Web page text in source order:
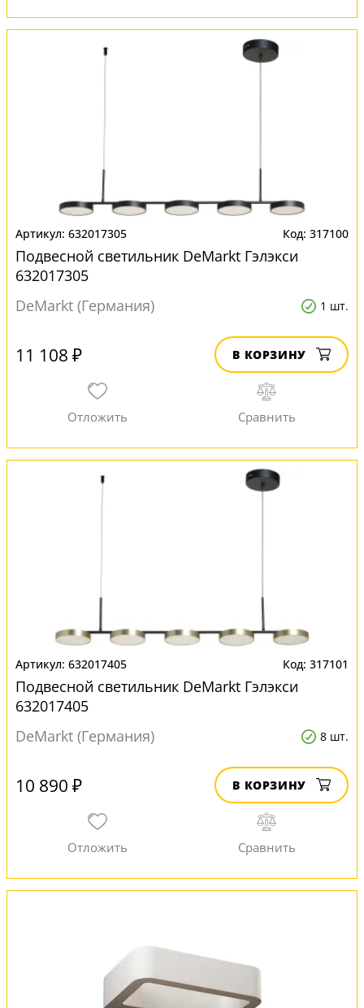
632017305 317100
Подвесной светильник DeMarkt Гэлэкси
632017305
DeMarkt (Германия)
1 шт.
11 108 ₽ В КОРЗИНУ
632017405 317101
Подвесной светильник DeMarkt Гэлэкси
632017405
DeMarkt (Германия)
8 шт.
10 890 ₽ В КОРЗИНУ